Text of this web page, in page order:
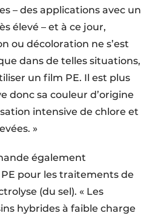
– des applications avec un
élevé – et à ce jour,
ou décoloration ne s’est
dans de telles situations,
un film PE. Il est plus
donc sa couleur d’origine
intensive de chlore et
»
également
pour les traitements de
(du sel). « Les
hybrides à faible charge